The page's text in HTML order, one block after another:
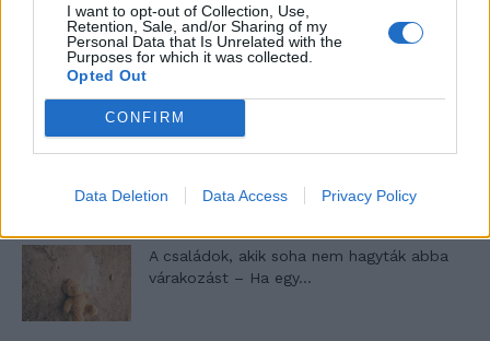
I want to opt-out of Collection, Use,
Retention, Sale, and/or Sharing of my
Personal Data that Is Unrelated with the
Purposes for which it was collected.
Opted Out
CONFIRM
Data Deletion Data Access Privacy Policy
10 tanács, ha jobban akarod érezni magad
a hétköznapokban
Egy ház, amely a tengerre és a fényre
A családok, akik soha nem hagyták abba
várakozást – Ha egy...